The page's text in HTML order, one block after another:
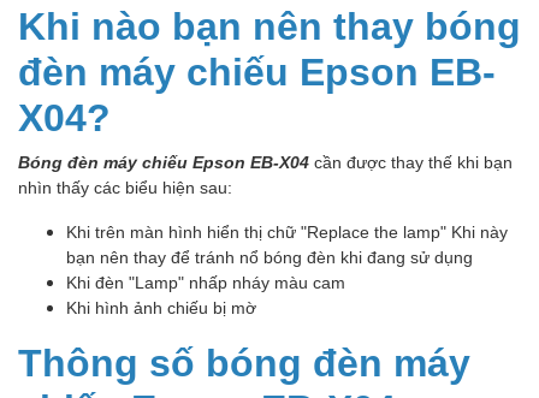
Khi nào bạn nên thay bóng
đèn máy chiếu Epson EB-
X04?
Bóng đèn máy chiếu Epson EB-X04 cần được thay thế khi bạn
nhìn thấy các biểu hiện sau:
Khi trên màn hình hiển thị chữ "Replace the lamp" Khi này
bạn nên thay để tránh nổ bóng đèn khi đang sử dụng
Khi đèn "Lamp" nhấp nháy màu cam
Khi hình ảnh chiếu bị mờ
Thông số bóng đèn máy